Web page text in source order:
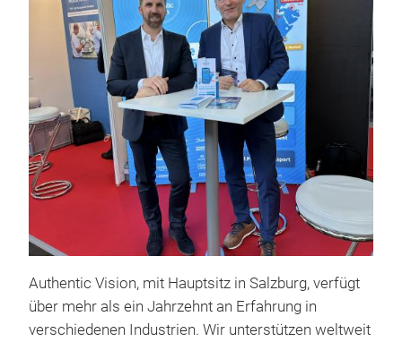
Authentic Vision, mit Hauptsitz in Salzburg, verfügt
über mehr als ein Jahrzehnt an Erfahrung in
verschiedenen Industrien. Wir unterstützen weltweit